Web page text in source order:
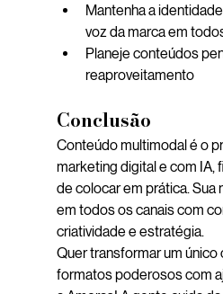
Mantenha a
voz da marca em
Planeje conteúdos
reaproveitamento
Conclusão
Conteúdo multimodal é o
marketing digital e com IA,
de colocar em prática. Sua
em todos os canais com
criatividade e estratégia.
Quer transformar um
formatos poderosos com